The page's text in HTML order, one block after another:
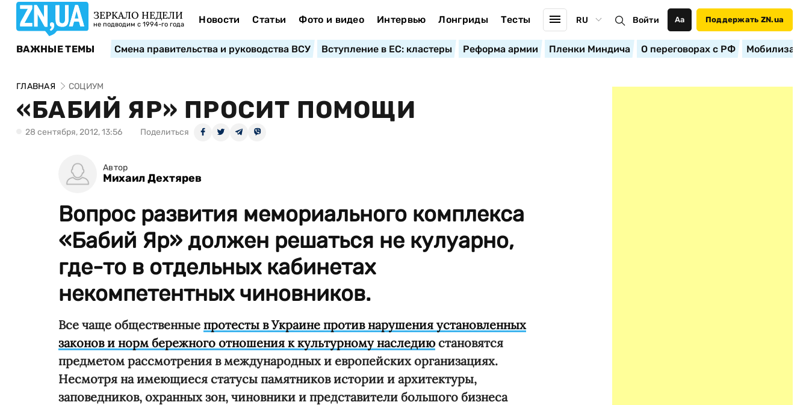
ЗЕРКАЛО НЕДЕЛИ
не подводим с 1994-го года Новости Статьи Фото и видео Интервью Лонгриды Тесты RU Войти Аа Поддержать ZN.ua
ВАЖНЫЕ ТЕМЫ Смена правительства и руководства ВСУ Вступление в ЕС: кластеры Реформа армии Пленки Миндича О переговорах с РФ
ГЛАВНАЯ СОЦИУМ
«БАБИЙ ЯР» ПРОСИТ ПОМОЩИ
28 сентября, 2012, 13:56 Поделиться
Автор
Михаил Дехтярев
Вопрос развития мемориального комплекса
«Бабий Яр» должен решаться не кулуарно,
где-то в отдельных кабинетах
некомпетентных чиновников.
Все чаще общественные протесты в Украине против нарушения установленных
законов и норм бережного отношения к культурному наследиюстановятся
предметом рассмотрения в международных и европейских организациях.
Несмотря на имеющиеся статусы памятников истории и архитектуры,
заповедников, охранных зон, чиновники и представители большого бизнеса